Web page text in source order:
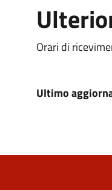
Orari di
Ultimo